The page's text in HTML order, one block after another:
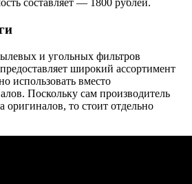
составляет — 1800 рублей.
и угольных фильтров
широкий ассортимент
использовать вместо
Поскольку сам производитель
оригиналов, то стоит отдельно